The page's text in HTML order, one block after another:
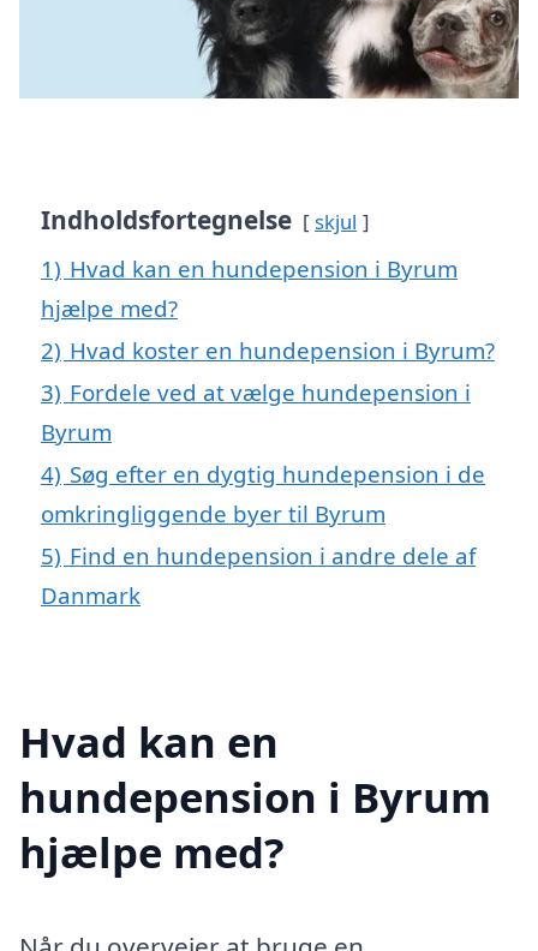
Indholdsfortegnelse skjul
1) Hvad kan en hundepension i Byrum
hjælpe med?
2) Hvad koster en hundepension i Byrum?
3) Fordele ved at vælge hundepension i
Byrum
4) Søg efter en dygtig hundepension i de
omkringliggende byer til Byrum
5) Find en hundepension i andre dele af
Danmark
Hvad kan en
hundepension i Byrum
hjælpe med?